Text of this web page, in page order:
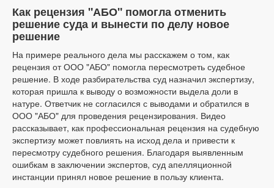
Как рецензия "АБО" помогла отменить
решение суда и вынести по делу новое
решение
На примере реального дела мы расскажем о том, как
рецензия от ООО "АБО" помогла пересмотреть судебное
решение. В ходе разбирательства суд назначил экспертизу,
которая пришла к выводу о возможности выдела доли в
натуре. Ответчик не согласился с выводами и обратился в
ООО "АБО" для проведения рецензирования. Видео
рассказывает, как профессиональная рецензия на судебную
экспертизу может повлиять на исход дела и привести к
пересмотру судебного решения. Благодаря выявленным
ошибкам в заключении экспертов, суд апелляционной
инстанции принял новое решение в пользу клиента.